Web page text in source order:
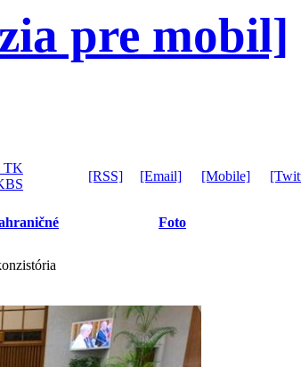
pre mobil]
TK
[RSS] [Email] [Mobile]
Foto